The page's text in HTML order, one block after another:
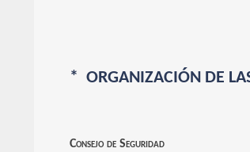
* ORGANIZACIÓN DE
Consejo de Seguridad